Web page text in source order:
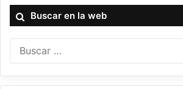
Buscar en la web